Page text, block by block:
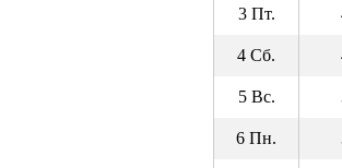
3 Пт.
4 Сб.
5 Вс.
6 Пн.